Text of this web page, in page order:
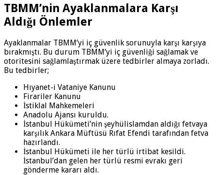
TBMM’nin Ayaklanmalara Karşı
Aldığı Önlemler
Ayaklanmalar TBMM’yi iç güvenlik sorunuyla karşı karşıya
bırakmıştı. Bu durum TBMM’yi iç güvenliği sağlamak ve
otoritesini sağlamlaştırmak üzere tedbirler almaya zorladı.
Bu tedbirler;
Hıyanet-i Vataniye Kanunu
Firariler Kanunu
İstiklal Mahkemeleri
Anadolu Ajansı kuruldu.
İstanbul Hükümeti’nin şeyhülislamdan aldığı fetvaya
karşılık Ankara Müftüsü Rıfat Efendi tarafından fetva
hazırlandı.
İstanbul Hükümeti ile her türlü irtibat kesildi.
İstanbul’dan gelen her türlü resmi evrakı geri
gönderme kararı aldı.